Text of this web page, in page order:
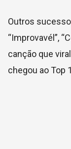
Outros
“Improvavél”,
canção que
chegou ao Top